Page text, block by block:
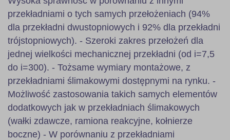
przekładniami o tych samych przełożeniach (94%
dla przekładni dwustopniowych i 92% dla przekładni
trójstopniowych). - Szeroki zakres przełożeń dla
jednej wielkości mechanicznej przekładni (od i=7,5
do i=300). - Tożsame wymiary montażowe, z
przekładniami ślimakowymi dostępnymi na rynku. -
Możliwość zastosowania takich samych elementów
dodatkowych jak w przekładniach ślimakowych
(wałki zdawcze, ramiona reakcyjne, kołnierze
boczne) - W porównaniu z przekładniami